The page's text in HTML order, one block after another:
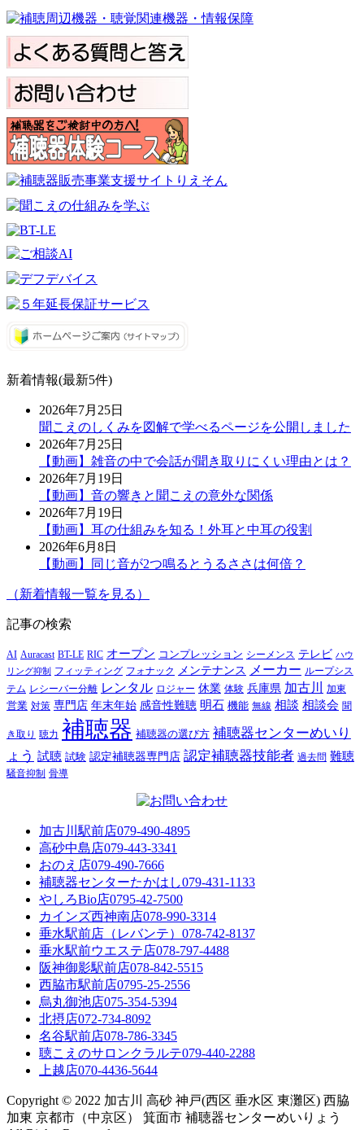
新着情報(最新5件)
2026年7月25日
聞こえのしくみを図解で学べるページを公開しました
2026年7月25日
【動画】雑音の中で会話が聞き取りにくい理由とは？
2026年7月19日
【動画】音の響きと聞こえの意外な関係
2026年7月19日
【動画】耳の仕組みを知る！外耳と中耳の役割
2026年6月8日
【動画】同じ音が2つ鳴るとうるささは何倍？
（新着情報一覧を見る）
記事の検索
AI Auracast BT-LE RIC オープン コンプレッション シーメンス テレビ ハウ
リング抑制
フィッティング フォナック メンテナンス メーカー ループシス
テム レシーバー分離 レンタル ロジャー 休業 体験 兵庫県 加古川 加東
営業 対策 専門店 年末年始 感音性難聴 明石 機能 無線 相談 相談会 聞
き取り 聴力 補聴器 補聴器の選び方 補聴器センターめいり
ょう 試聴 試験 認定補聴器専門店 認定補聴器技能者 過去問 難聴
騒音抑制 骨導
加古川駅前店079-490-4895
高砂中島店079-443-3341
おのえ店079-490-7666
補聴器センターたかはし079-431-1133
やしろBio店0795-42-7500
カインズ西神南店078-990-3314
垂水駅前店（レバンテ） 078-742-8137
垂水駅前ウエステ店078-797-4488
阪神御影駅前店078-842-5515
西脇市駅前店0795-25-2556
烏丸御池店075-354-5394
北摂店072-734-8092
名谷駅前店078-786-3345
聴こえのサロンクラルテ079-440-2288
上越店070-4436-5644
Copyright © 2022 加古川 高砂 神戸(西区 垂水区 東灘区) 西脇
加東 京都市（中京区） 箕面市 補聴器センターめいりょう